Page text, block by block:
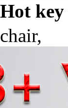
Hot key
chair,